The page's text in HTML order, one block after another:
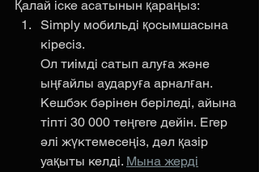
Қалай іске асатынын қараңыз:
Simply мобильді қосымшасына
кіресіз.
Ол тиімді сатып алуға және
ыңғайлы аударуға арналған.
Кешбэк бәрінен беріледі, айына
тіпті 30 000 теңгеге дейін. Егер
әлі жүктемесеңіз, дәл қазір
уақыты келді. Мына жерді